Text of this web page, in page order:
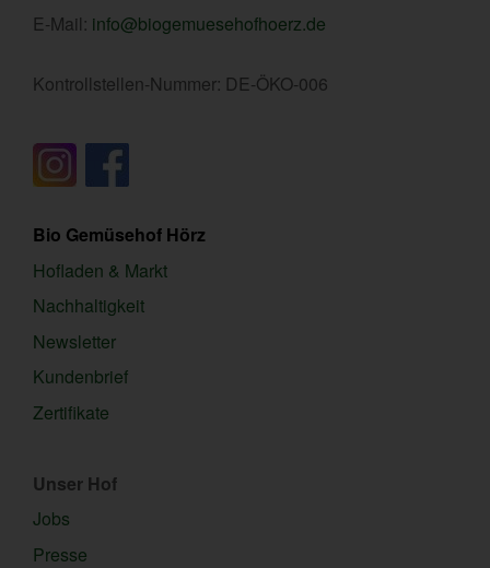
E-Mail: info@biogemuesehofhoerz.de
Kontrollstellen-Nummer: DE-ÖKO-006
Bio Gemüsehof Hörz
Hofladen & Markt
Nachhaltigkeit
Newsletter
Kundenbrief
Zertifikate
Unser Hof
Jobs
Presse